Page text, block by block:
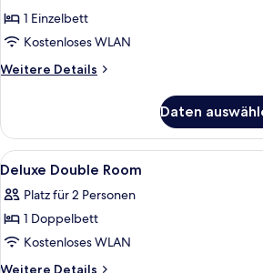
Single
Room
anzeigen
1 Einzelbett
Kostenloses WLAN
Weitere Details
Weitere
Room
Daten
Alle
Fotos
für
Deluxe
Double
Room
Ein
3
Deluxe Double Room
Platz für 2 Personen
1 Doppelbett
Kostenloses WLAN
Weitere Details
Weitere